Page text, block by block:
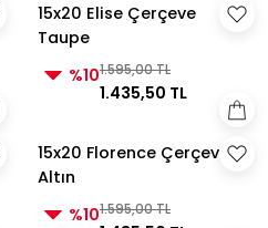
15x20 Elise Çerçeve
Taupe
%101.595,00 TL
1.435,50 TL
15x20 Florence Çerçeve
Altın
%101.595,00 TL